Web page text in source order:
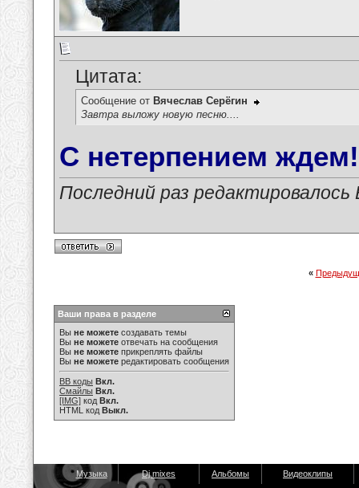
Цитата:
Сообщение от Вячеслав Серёгин
Завтра выложу новую песню....
С нетерпением
Последний раз
«
Ваши права в разделе
Вы не можете создавать темы
Вы не можете отвечать на сообщения
Вы не можете прикреплять файлы
Вы не можете редактировать сообщения
BB коды Вкл.
Смайлы Вкл.
[IMG] код Вкл.
HTML код Выкл.
Музыка Dj mixes Альбомы Видеоклипы